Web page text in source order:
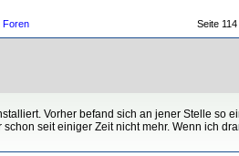
Foren Seite
Vorher befand sich an jener Stelle so
seit einiger Zeit nicht mehr. Wenn ich